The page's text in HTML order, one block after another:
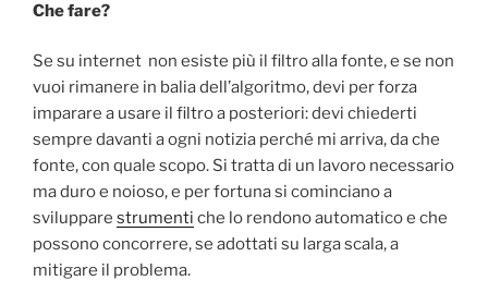
Che fare?
Se su internet non esiste più il filtro alla fonte, e se non
vuoi rimanere in balia dell’algoritmo, devi per forza
imparare a usare il filtro a posteriori: devi chiederti
sempre davanti a ogni notizia perché mi arriva, da che
fonte, con quale scopo. Si tratta di un lavoro necessario
ma duro e noioso, e per fortuna si cominciano a
sviluppare strumenti che lo rendono automatico e che
possono concorrere, se adottati su larga scala, a
mitigare il problema.